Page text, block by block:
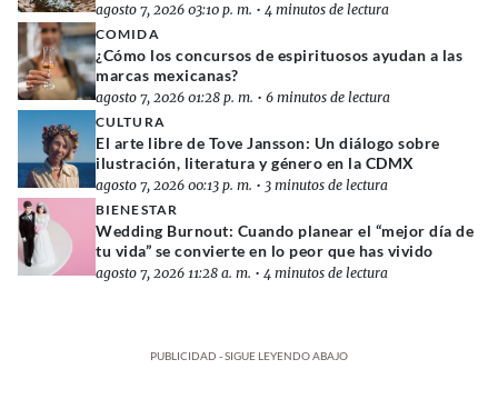
agosto 7, 2026 03:10 p. m. • 4 minutos de lectura
COMIDA
¿Cómo los concursos de espirituosos ayudan a las
marcas mexicanas?
agosto 7, 2026 01:28 p. m. • 6 minutos de lectura
CULTURA
El arte libre de Tove Jansson: Un diálogo sobre
ilustración, literatura y género en la CDMX
agosto 7, 2026 00:13 p. m. • 3 minutos de lectura
BIENESTAR
Wedding Burnout: Cuando planear el “mejor día de
tu vida” se convierte en lo peor que has vivido
agosto 7, 2026 11:28 a. m. • 4 minutos de lectura
PUBLICIDAD - SIGUE LEYENDO ABAJO